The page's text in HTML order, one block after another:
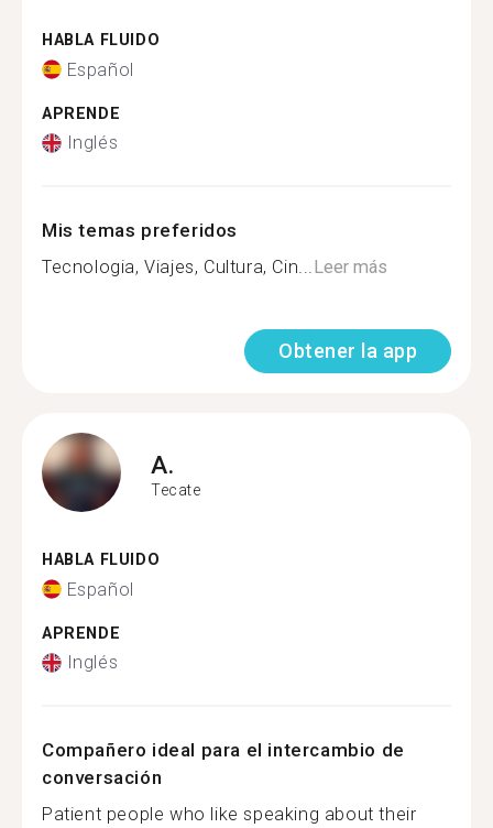
HABLA FLUIDO
Español
APRENDE
Inglés
Mis temas preferidos
Tecnologia, Viajes, Cultura, Cin...Leer más
Obtener la app
A.
Tecate
HABLA FLUIDO
Español
APRENDE
Inglés
Compañero ideal para el intercambio de
conversación
Patient people who like speaking about their